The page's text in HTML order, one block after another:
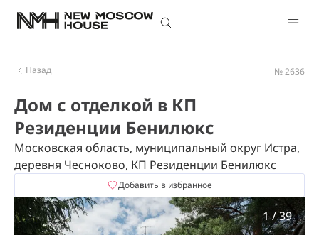
Назад № 2636
Дом с отделкой в КП
Резиденции Бенилюкс
Московская область, муниципальный округ Истра,
деревня Чесноково, КП Резиденции Бенилюкс
Добавить в избранное
1/39